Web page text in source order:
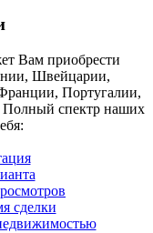
Вам приобрести
Швейцарии,
Португалии,
Полный спектр наших
сделки